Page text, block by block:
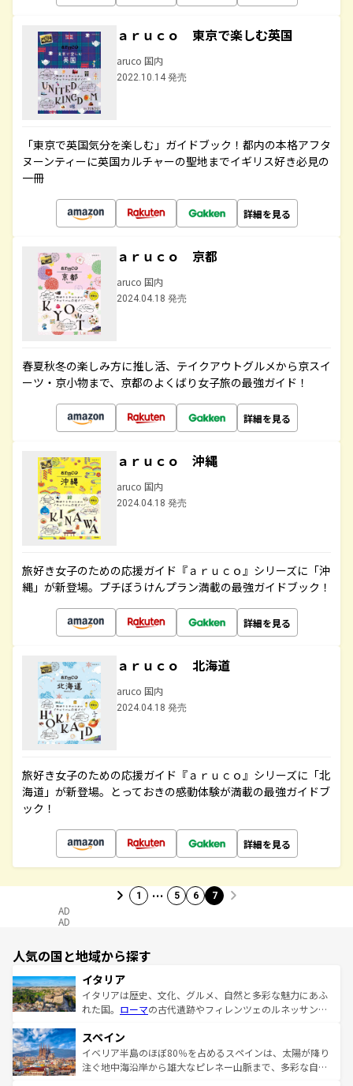
ａｒｕｃｏ 東京で楽しむ英国
aruco 国内
2022.10.14 発売
「東京で英国気分を楽しむ」ガイドブック！都内の本格アフタ
ヌーンティーに英国カルチャーの聖地までイギリス好き必見の
一冊
詳細を見る
ａｒｕｃｏ 京都
aruco 国内
2024.04.18 発売
春夏秋冬の楽しみ方に推し活、テイクアウトグルメから京スイ
ーツ・京小物まで、京都のよくばり女子旅の最強ガイド！
詳細を見る
ａｒｕｃｏ 沖縄
aruco 国内
2024.04.18 発売
旅好き女子のための応援ガイド『ａｒｕｃｏ』シリーズに「沖
縄」が新登場。プチぼうけんプラン満載の最強ガイドブック！
詳細を見る
ａｒｕｃｏ 北海道
aruco 国内
2024.04.18 発売
旅好き女子のための応援ガイド『ａｒｕｃｏ』シリーズに「北
海道」が新登場。とっておきの感動体験が満載の最強ガイドブ
ック！
詳細を見る
1 … 5 6 7
AD
AD
人気の国と地域から探す
イタリア
イタリアは歴史、文化、グルメ、自然と多彩な魅力にあふ
れた国。 ローマの古代遺跡やフィレンツェのルネッサンス
ろん、トスカーナの美しい田園風景やアマルフィ海岸の絶
景など、自然景観も見逃せない。観光の合間には、本場の
ピザやパスタなど、絶品のイタリア料理を堪能することも
スペイン
イベリア半島のほぼ80％を占めるスペインは、太陽が降り
注ぐ地中海沿岸から雄大なピレネー山脈まで、多彩な自然